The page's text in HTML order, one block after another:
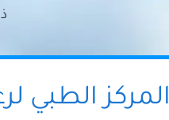
المركز الطبي